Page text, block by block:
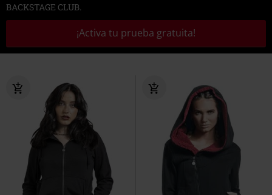
BACKSTAGE CLUB.
¡Activa tu prueba gratuita!